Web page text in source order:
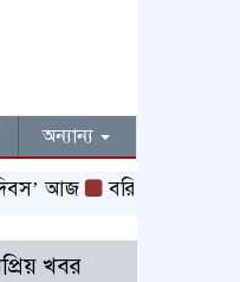
অন্যান্য
আজ বরিশালসহ রেলসেবা
খবর